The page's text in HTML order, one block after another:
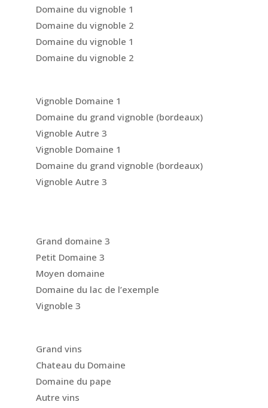
Domaine du vignoble 1
Domaine du vignoble 2
Domaine du vignoble 1
Domaine du vignoble 2
Vignoble Domaine 1
Domaine du grand vignoble (bordeaux)
Vignoble Autre 3
Vignoble Domaine 1
Domaine du grand vignoble (bordeaux)
Vignoble Autre 3
Grand domaine 3
Petit Domaine 3
Moyen domaine
Domaine du lac de l’exemple
Vignoble 3
Grand vins
Chateau du Domaine
Domaine du pape
Autre vins